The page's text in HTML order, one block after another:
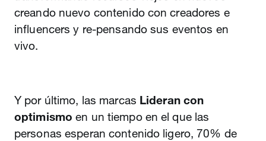
creando nuevo contenido con creadores e
influencers y re-pensando sus eventos en
vivo.
Y por último, las marcas Lideran con
optimismo en un tiempo en el que las
personas esperan contenido ligero, 70% de